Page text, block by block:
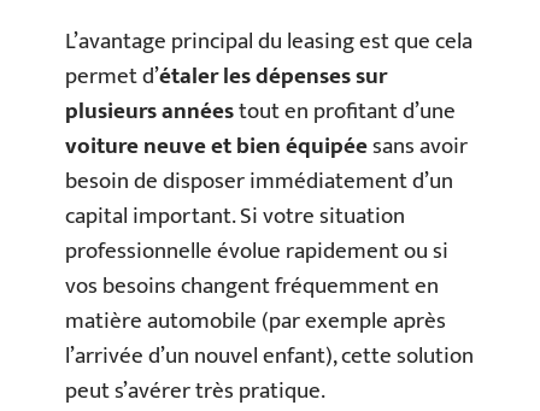
L’avantage principal du leasing est que cela
permet d’étaler les dépenses sur
plusieurs annéestout en profitant d’une
voiture neuve et bien équipéesans avoir
besoin de disposer immédiatement d’un
capital important. Si votre situation
professionnelle évolue rapidement ou si
vos besoins changent fréquemment en
matière automobile (par exemple après
l’arrivée d’un nouvel enfant), cette solution
peut s’avérer très pratique.